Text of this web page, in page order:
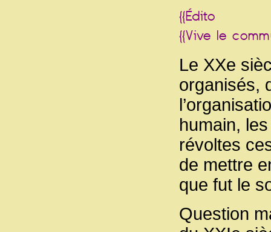
Le XXe
organisés,
humain,
révoltes
de mettre
que fut le
Question